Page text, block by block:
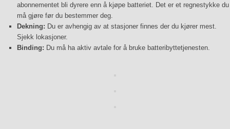
abonnementet bli dyrere enn å kjøpe batteriet. Det er et regnestykke du
må gjøre før du bestemmer deg.
Dekning: Du er avhengig av at stasjoner finnes der du kjører mest.
Sjekk lokasjoner.
Binding: Du må ha aktiv avtale for å bruke batteribyttetjenesten.